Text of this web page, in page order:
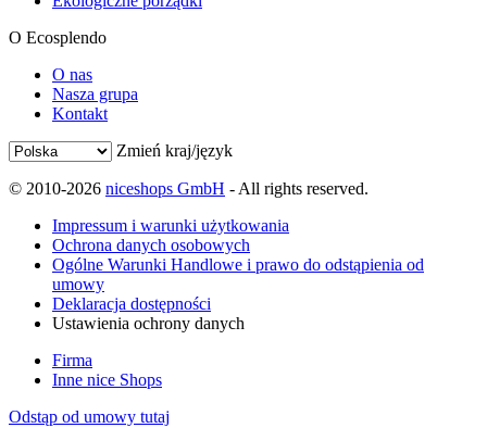
O Ecosplendo
O nas
Nasza grupa
Kontakt
Zmień kraj/język
© 2010-2026 niceshops GmbH - All rights reserved.
Impressum i warunki użytkowania
Ochrona danych osobowych
Ogólne Warunki Handlowe i prawo do odstąpienia od
umowy
Deklaracja dostępności
Ustawienia ochrony danych
Firma
Inne nice Shops
Odstąp od umowy tutaj